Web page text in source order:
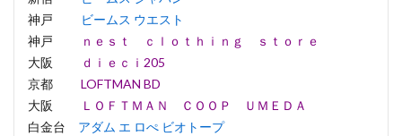
神戸
ビームス ウエスト
神戸
ｎｅｓｔ ｃｌｏｔｈｉｎｇ ｓｔｏｒｅ
大阪
ｄｉｅｃｉ205
京都 LOFTMAN BD
大阪
ＬＯＦＴＭＡＮ ＣＯＯＰ ＵＭＥＤＡ
白金台 アダム エ ロぺ ビオトープ